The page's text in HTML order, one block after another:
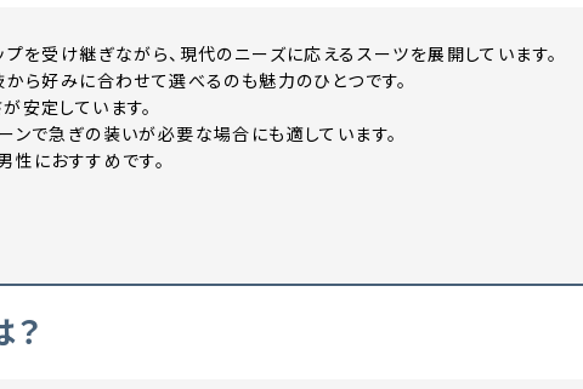
を受け継ぎながら、現代のニーズに応えるスーツを展開しています。
ら好みに合わせて選べるのも魅力のひとつです。
安定しています。
で急ぎの装いが必要な場合にも適しています。
性におすすめです。